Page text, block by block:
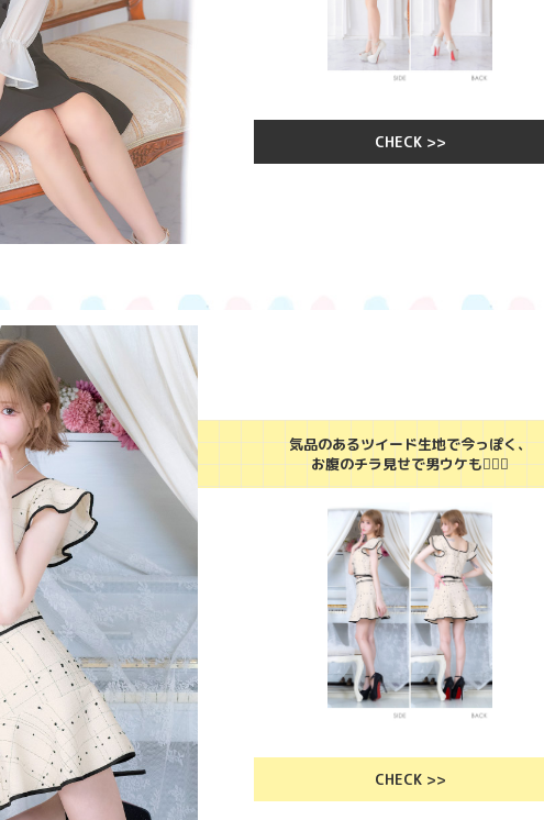
CHECK >>
気品のあるツイード生地で今っぽく、
お腹のチラ見せで男ウケも👌🏻🤍
CHECK >>